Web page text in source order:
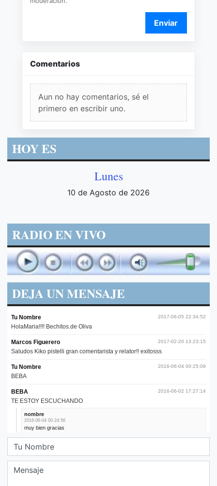
Enviar
Comentarios
Aun no hay comentarios, sé el
primero en escribir uno.
HOY ES
Lunes
10 de Agosto de 2026
RADIO EN VIVO
DEJA UN MENSAJE